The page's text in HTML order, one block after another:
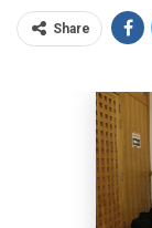
Share